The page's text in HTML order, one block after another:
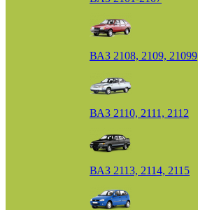
ВАЗ 2108, 2109, 21099
ВАЗ 2110, 2111, 2112
ВАЗ 2113, 2114, 2115